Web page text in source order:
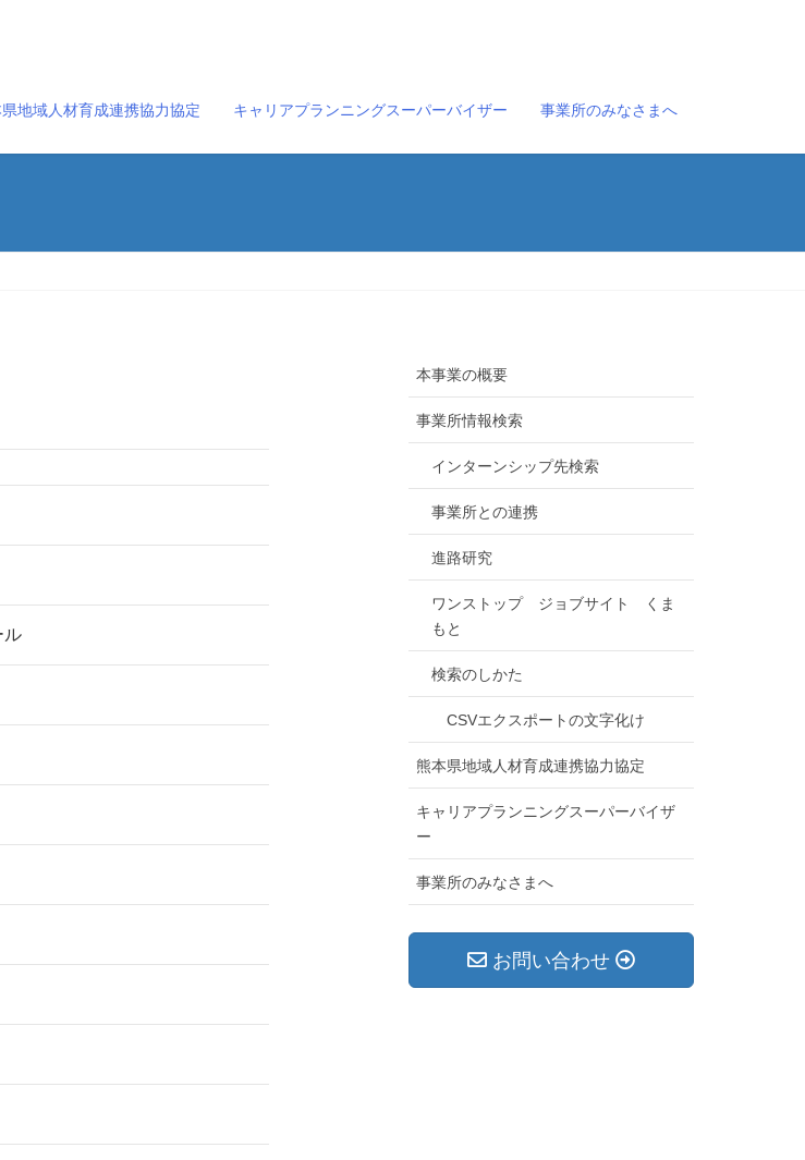
地域人材育成連携協力協定 キャリアプランニングスーパーバイザー 事業所のみなさまへ
ル
本事業の概要
事業所情報検索
インターンシップ先検索
事業所との連携
進路研究
ワンストップ ジョブサイト くま
もと
検索のしかた
CSVエクスポートの文字化け
熊本県地域人材育成連携協力協定
キャリアプランニングスーパーバイザ
ー
事業所のみなさまへ
お問い合わせ